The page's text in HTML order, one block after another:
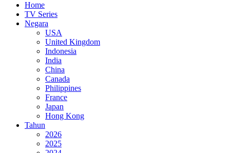
Home
TV Series
Negara
USA
United Kingdom
Indonesia
India
China
Canada
Philippines
France
Japan
Hong Kong
Tahun
2026
2025